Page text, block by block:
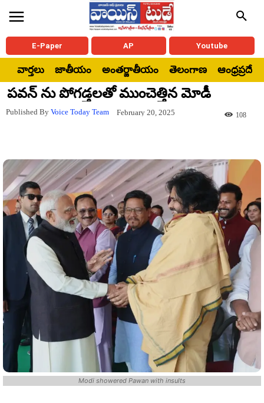
E-Paper AP Youtube
వార్తలు జాతీయం అంతర్జాతీయం తెలంగాణ ఆంధ్రప్రదేశ్
పవన్ ను పోగడ్తలతో ముంచెత్తిన మోడీ
Published By Voice Today Team February 20, 2025 108
Modi showered Pawan with insults